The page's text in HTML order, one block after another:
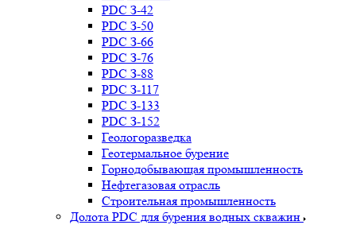
PDC З-42
PDC З-50
PDC З-66
PDC З-76
PDC З-88
PDC З-117
PDC З-133
PDC З-152
Геологоразведка
Геотермальное бурение
Горнодобывающая промышленность
Нефтегазовая отрасль
Строительная промышленность
Долота PDC для бурения водных скважин